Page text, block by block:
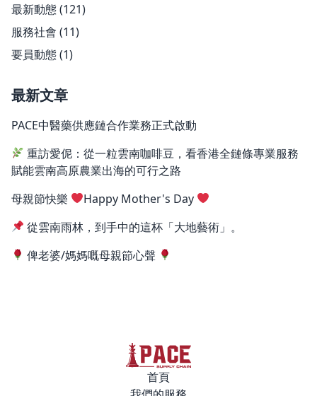
最新動態(121)
服務社會 (11)
要員動態(1)
最新文章
PACE中醫藥供應鏈合作業務正式啟動
重訪愛伲：從一粒雲南咖啡豆，看香港全鏈條專業服務
賦能雲南高原農業出海的可行之路
母親節快樂
Happy Mother's Day
從雲南雨林，到手中的這杯「大地藝術」。
俾老婆/媽媽嘅母親節心聲
首頁